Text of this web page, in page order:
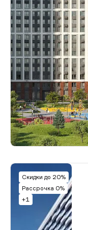
Скидки до 20%
Рассрочка 0%
+1